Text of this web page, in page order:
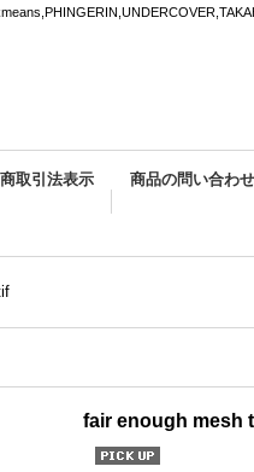
取引法表示 商品の問い合わせ
fair enough mesh